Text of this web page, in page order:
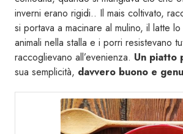
inverni erano rigidi.. Il mais coltivato,
si portava a macinare al mulino, il latte
animali nella stalla e i porri resistevano
raccoglievano all’evenienza. Un piatto
sua semplicità, davvero buono e